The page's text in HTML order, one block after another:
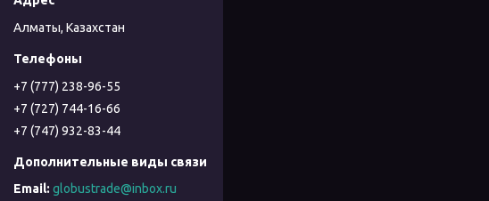
Алматы, Казахстан
+7 (777) 238-96-55
+7 (727) 744-16-66
+7 (747) 932-83-44
globustrade@inbox.ru